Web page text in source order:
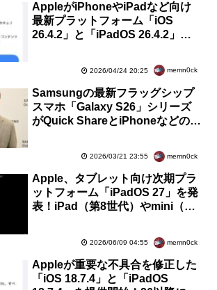
AppleがiPhoneやiPadなど向け
最新プラットフォーム「iOS
26.4.2」と「iPadOS 26.4.2」を
2026/04/24 20:25 memn0ck
Samsungの最新フラッグシップ
スマホ「Galaxy S26」シリーズ
がQuick ShareとiPhoneなどの
2026/03/21 23:55 memn0ck
Apple、タブレット向け次期プラ
ットフォーム「iPadOS 27」を発
表！iPad（第8世代）やmini（第
2026/06/09 04:55 memn0ck
Appleが重要な不具合を修正した
「iOS 18.7.4」と「iPadOS